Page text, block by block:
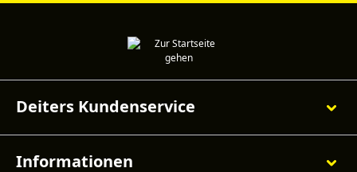
Deiters Kundenservice
Informationen